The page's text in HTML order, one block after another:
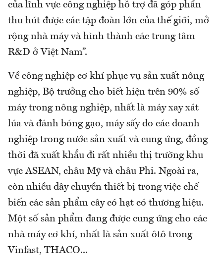
của lĩnh vực công nghiệp hỗ trợ đã góp phần
thu hút được các tập đoàn lớn của thế giới, mở
rộng nhà máy và hình thành các trung tâm
R&D ở Việt Nam”.
Về công nghiệp cơ khí phục vụ sản xuất nông
nghiệp, Bộ trưởng cho biết hiện trên 90% số
máy trong nông nghiệp, nhất là máy xay xát
lúa và đánh bóng gạo, máy sấy do các doanh
nghiệp trong nước sản xuất và cung ứng, đồng
thời đã xuất khẩu đi rất nhiều thị trường khu
vực ASEAN, châu Mỹ và châu Phi. Ngoài ra,
còn nhiều dây chuyền thiết bị trong việc chế
biến các sản phẩm cây có hạt có thương hiệu.
Một số sản phẩm đang được cung ứng cho các
nhà máy cơ khí, nhất là sản xuất ôtô trong
Vinfast, THACO...